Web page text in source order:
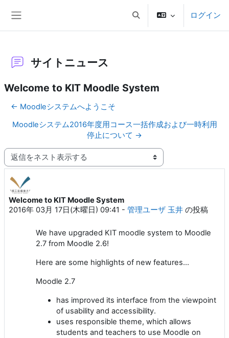
検索入力に切り替えるログイン
サイトニュース
Welcome to KIT Moodle System
← Moodleシステムへようこそ
Moodleシステム2016年度用コース一括作成および一時利用
停止について →
表示モード
Welcome to KIT Moodle System
2016年 03月 17日(木曜日) 09:41 - 管理ユーザ 玉井 の投稿
返信数: 0
We have upgraded KIT moodle system to Moodle
2.7 from Moodle 2.6!
Here are some highlights of new features...
Moodle 2.7
has improved its interface from the viewpoint
of usability and accessibility.
uses responsible theme, which allows
students and teachers to use Moodle on